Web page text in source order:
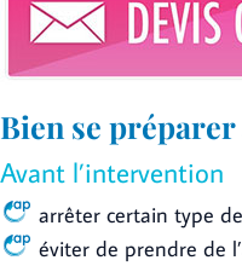
Bien se
Avant l’intervention
arrêter certain type
éviter de prendre de